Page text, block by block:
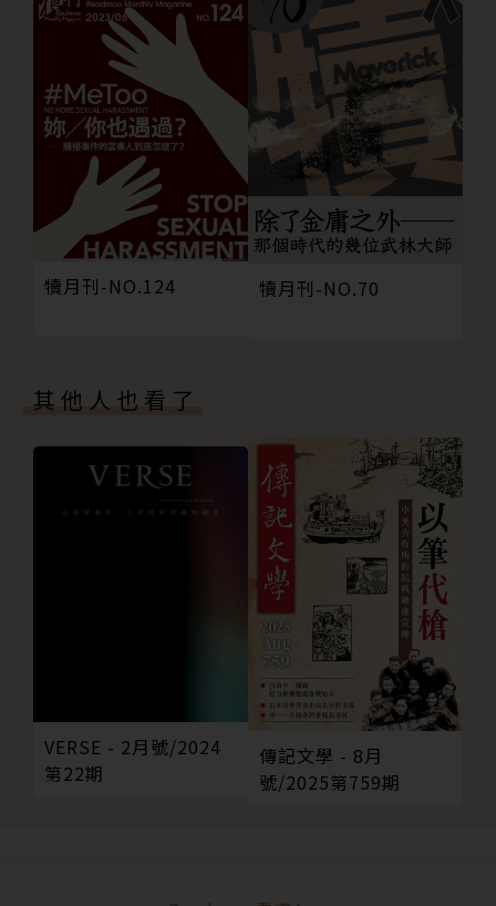
這一系列的《犢》，也能幫助更多人更清楚的描繪出自
己對「書籍」未來的想像！
犢月刊-NO.124 犢月刊-NO.70
其他人也看了
VERSE - 2月號/2024
第22期
傳記文學 - 8月
號/2025第759期